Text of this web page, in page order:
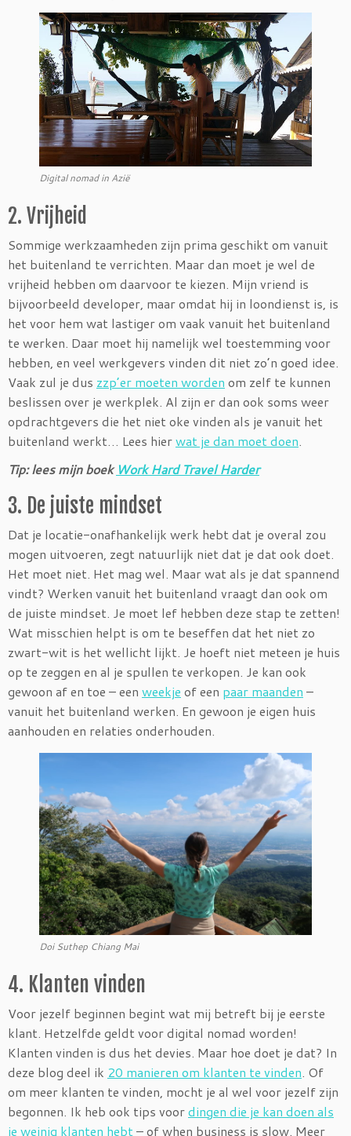
Digital nomad in Azië
2. Vrijheid
Sommige werkzaamheden zijn prima geschikt om vanuit
het buitenland te verrichten. Maar dan moet je wel de
vrijheid hebben om daarvoor te kiezen. Mijn vriend is
bijvoorbeeld developer, maar omdat hij in loondienst is, is
het voor hem wat lastiger om vaak vanuit het buitenland
te werken. Daar moet hij namelijk wel toestemming voor
hebben, en veel werkgevers vinden dit niet zo’n goed idee.
Vaak zul je dus zzp’er moeten worden om zelf te kunnen
beslissen over je werkplek. Al zijn er dan ook soms weer
opdrachtgevers die het niet oke vinden als je vanuit het
buitenland werkt… Lees hierwat je dan moet doen
Tip: lees mijn boek Work Hard Travel Harder
3. De juiste mindset
Dat je locatie-onafhankelijk werk hebt dat je overal zou
mogen uitvoeren, zegt natuurlijk niet dat je dat ook doet.
Het moet niet. Het mag wel. Maar wat als je dat spannend
vindt? Werken vanuit het buitenland vraagt dan ook om
de juiste mindset. Je moet lef hebben deze stap te zetten!
Wat misschien helpt is om te beseffen dat het niet zo
zwart-wit is het wellicht lijkt. Je hoeft niet meteen je huis
op te zeggen en al je spullen te verkopen. Je kan ook
gewoon af en toe – een weekje of een paar maanden –
vanuit het buitenland werken. En gewoon je eigen huis
aanhouden en relaties onderhouden.
Doi Suthep Chiang Mai
4. Klanten vinden
Voor jezelf beginnen begint wat mij betreft bij je eerste
klant. Hetzelfde geldt voor digital nomad worden!
Klanten vinden is dus het devies. Maar hoe doet je dat? In
deze blog deel ik 20 manieren om klanten te vinden . Of
om meer klanten te vinden, mocht je al wel voor jezelf zijn
begonnen. Ik heb ook tips voordingen die je kan doen als
je weinig klanten hebt – of when business is slow. Meer